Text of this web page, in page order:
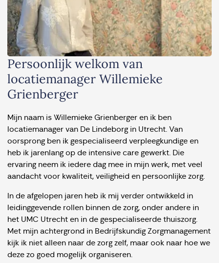
Persoonlijk welkom van
locatiemanager Willemieke
Grienberger
Mijn naam is Willemieke Grienberger en ik ben
locatiemanager van De Lindeborg in Utrecht. Van
oorsprong ben ik gespecialiseerd verpleegkundige en
heb ik jarenlang op de intensive care gewerkt. Die
ervaring neem ik iedere dag mee in mijn werk, met veel
aandacht voor kwaliteit, veiligheid en persoonlijke zorg.
In de afgelopen jaren heb ik mij verder ontwikkeld in
leidinggevende rollen binnen de zorg, onder andere in
het UMC Utrecht en in de gespecialiseerde thuiszorg.
Met mijn achtergrond in Bedrijfskundig Zorgmanagement
kijk ik niet alleen naar de zorg zelf, maar ook naar hoe we
deze zo goed mogelijk organiseren.